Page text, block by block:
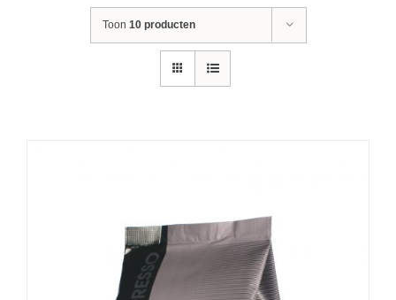
Toon 10 producten